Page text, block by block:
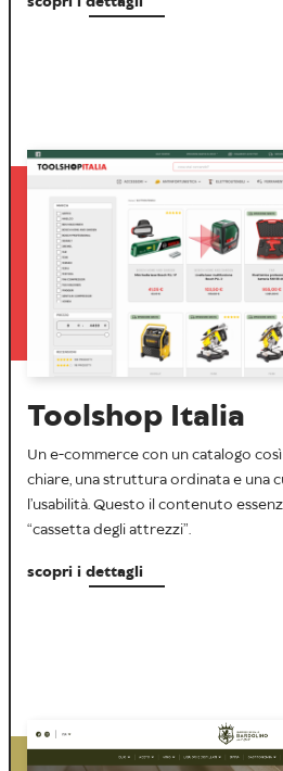
Toolshop Italia
Un e-commerce con un catalogo
chiare, una struttura ordinata e una
l’usabilità. Questo il contenuto
“cassetta degli attrezzi”.
scopri i dettagli